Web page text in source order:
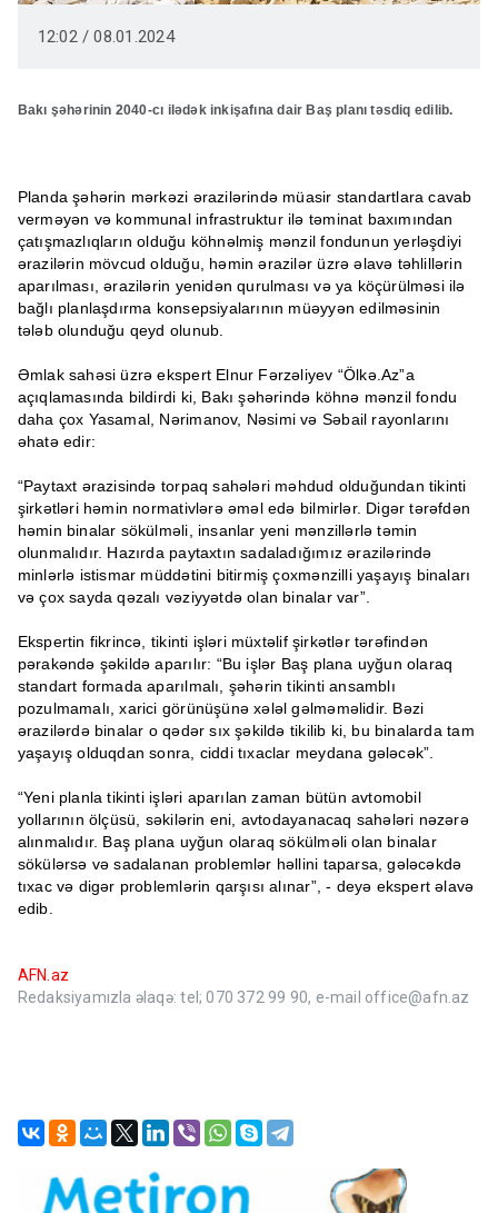
12:02 / 08.01.2024
Bakı şəhərinin 2040-cı ilədək inkişafına dair Baş planı təsdiq edilib.
Planda şəhərin mərkəzi ərazilərində müasir standartlara cavab
verməyən və kommunal infrastruktur ilə təminat baxımından
çatışmazlıqların olduğu köhnəlmiş mənzil fondunun yerləşdiyi
ərazilərin mövcud olduğu, həmin ərazilər üzrə əlavə təhlillərin
aparılması, ərazilərin yenidən qurulması və ya köçürülməsi ilə
bağlı planlaşdırma konsepsiyalarının müəyyən edilməsinin
tələb olunduğu qeyd olunub.
Əmlak sahəsi üzrə ekspert Elnur Fərzəliyev “Ölkə.Az”a
açıqlamasında bildirdi ki, Bakı şəhərində köhnə mənzil fondu
daha çox Yasamal, Nərimanov, Nəsimi və Səbail rayonlarını
əhatə edir:
“Paytaxt ərazisində torpaq sahələri məhdud olduğundan tikinti
şirkətləri həmin normativlərə əməl edə bilmirlər. Digər tərəfdən
həmin binalar sökülməli, insanlar yeni mənzillərlə təmin
olunmalıdır. Hazırda paytaxtın sadaladığımız ərazilərində
minlərlə istismar müddətini bitirmiş çoxmənzilli yaşayış binaları
və çox sayda qəzalı vəziyyətdə olan binalar var”.
Ekspertin fikrincə, tikinti işləri müxtəlif şirkətlər tərəfindən
pərakəndə şəkildə aparılır: “Bu işlər Baş plana uyğun olaraq
standart formada aparılmalı, şəhərin tikinti ansamblı
pozulmamalı, xarici görünüşünə xələl gəlməməlidir. Bəzi
ərazilərdə binalar o qədər sıx şəkildə tikilib ki, bu binalarda tam
yaşayış olduqdan sonra, ciddi tıxaclar meydana gələcək”.
“Yeni planla tikinti işləri aparılan zaman bütün avtomobil
yollarının ölçüsü, səkilərin eni, avtodayanacaq sahələri nəzərə
alınmalıdır. Baş plana uyğun olaraq sökülməli olan binalar
sökülərsə və sadalanan problemlər həllini taparsa, gələcəkdə
tıxac və digər problemlərin qarşısı alınar”, - deyə ekspert əlavə
edib.
AFN.az
Redaksiyamızla əlaqə: tel; 070 372 99 90, e-mail office@afn.az